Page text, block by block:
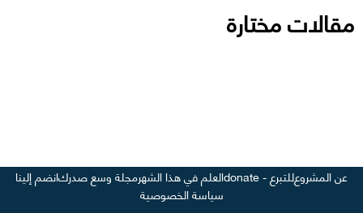
مقالات مختارة
عن المشروعللتبرع - donate العلم في هذا الشهرمجلة وسع صدركانضم إلينا
سياسة الخصوصية